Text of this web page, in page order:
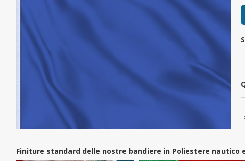
Finiture standard delle nostre bandiere in Poliestere nautico